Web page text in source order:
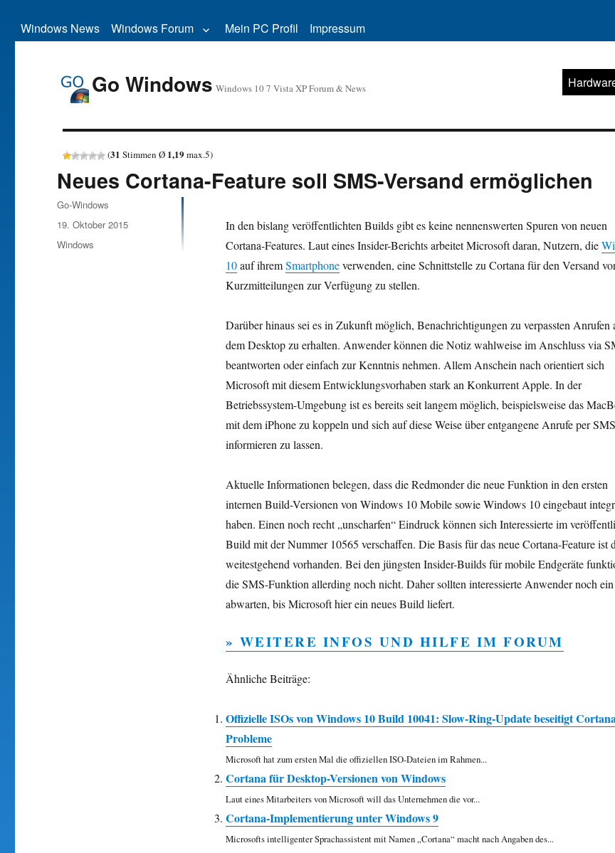
Windows News Windows Forum Mein PC Profil Impressum
Go Windows Windows 10 7 Vista XP Forum & News
(31 Stimmen Ø 1,19 max.5)
Neues Cortana-Feature soll SMS-Versand ermöglichen
In den bislang veröffentlichten Builds gibt es keine nennenswerten Spuren von neuen
Cortana-Features. Laut eines Insider-Berichts arbeitet Microsoft daran, Nutzern, die
10auf ihremSmartphoneverwenden, eine Schnittstelle zu Cortana für den Versand
Kurzmitteilungen zur Verfügung zu stellen.
Darüber hinaus sei es in Zukunft möglich, Benachrichtigungen zu verpassten Anrufen
dem Desktop zu erhalten. Anwender können die Notiz wahlweise im Anschluss via
beantworten oder einfach zur Kenntnis nehmen. Allem Anschein nach orientiert sich
Microsoft mit diesem Entwicklungsvorhaben stark an Konkurrent Apple. In der
Betriebssystem-Umgebung ist es bereits seit langem möglich, beispielsweise das
mit dem iPhone zu koppeln und sich auf diese Weise über entgangene Anrufe per SMS
informieren zu lassen.
Aktuelle Informationen belegen, dass die Redmonder die neue Funktion in den ersten
internen Build-Versionen von Windows 10 Mobile sowie Windows 10 eingebaut
haben. Einen noch recht „unscharfen“ Eindruck können sich Interessierte im
Build mit der Nummer 10565 verschaffen. Die Basis für das neue Cortana-Feature ist
weitestgehend vorhanden. Bei den jüngsten Insider-Builds für mobile Endgeräte
die SMS-Funktion allerding noch nicht. Daher sollten interessierte Anwender noch
abwarten, bis Microsoft hier ein neues Build liefert.
» WEITERE INFOS UND HILFE IM FORUM
Ähnliche Beiträge:
Offizielle ISOs von Windows 10 Build 10041: Slow-Ring-Update beseitigt
Probleme
Microsoft hat zum ersten Mal die offiziellen ISO-Dateien im Rahmen...
Cortana für Desktop-Versionen von Windows
Laut eines Mitarbeiters von Microsoft will das Unternehmen die vor...
Cortana-Implementierung unter Windows 9
Microsofts intelligenter Sprachassistent mit Namen „Cortana“ macht nach Angaben des...
Autor
Go-Windows
Veröffentlicht
am
19. Oktober 2015
Kategorien
Windows